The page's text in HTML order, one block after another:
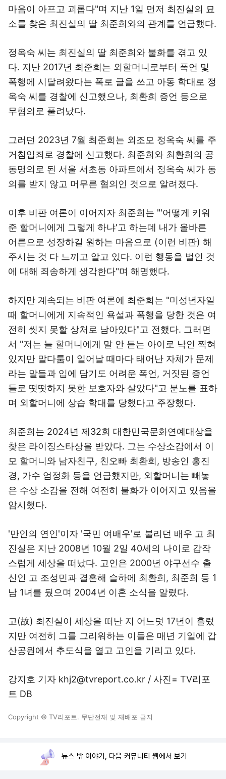
마음이 아프고 괴롭다"며 지난 1일 먼저 최진실의 묘
소를 찾은 최진실의 딸 최준희와의 관계를 언급했다.
정옥숙 씨는 최진실의 딸 최준희와 불화를 겪고 있
다. 지난 2017년 최준희는 외할머니로부터 폭언 및
폭행에 시달려왔다는 폭로 글을 쓰고 아동 학대로 정
옥숙 씨를 경찰에 신고했으나, 최환희 증언 등으로
무혐의로 풀려났다.
그러던 2023년 7월 최준희는 외조모 정옥숙 씨를 주
거침입죄로 경찰에 신고했다. 최준희와 최환희의 공
동명의로 된 서울 서초동 아파트에서 정옥숙 씨가 동
의를 받지 않고 머무른 혐의인 것으로 알려졌다.
이후 비판 여론이 이어지자 최준희는 "'어떻게 키워
준 할머니에게 그렇게 하냐'고 하는데 내가 올바른
어른으로 성장하길 원하는 마음으로 (이런 비판) 해
주시는 것 다 느끼고 알고 있다. 이런 행동을 벌인 것
에 대해 죄송하게 생각한다"며 해명했다.
하지만 계속되는 비판 여론에 최준희는 "미성년자일
때 할머니에게 지속적인 욕설과 폭행을 당한 것은 여
전히 씻지 못할 상처로 남아있다"고 전했다. 그러면
서 "저는 늘 할머니에게 말 안 듣는 아이로 낙인 찍혀
있지만 말다툼이 일어날 때마다 태어난 자체가 문제
라는 말들과 입에 담기도 어려운 폭언, 거짓된 증언
들로 떳떳하지 못한 보호자와 살았다"고 분노를 표하
며 외할머니에 상습 학대를 당했다고 주장했다.
최준희는 2024년 제32회 대한민국문화연예대상을
찾은 라이징스타상을 받았다. 그는 수상소감에서 이
모 할머니와 남자친구, 친오빠 최환희, 방송인 홍진
경, 가수 엄정화 등을 언급했지만, 외할머니는 빼놓
은 수상 소감을 전해 여전히 불화가 이어지고 있음을
암시했다.
'만인의 연인'이자 '국민 여배우'로 불리던 배우 고 최
진실은 지난 2008년 10월 2일 40세의 나이로 갑작
스럽게 세상을 떠났다. 고인은 2000년 야구선수 출
신인 고 조성민과 결혼해 슬하에 최환희, 최준희 등 1
남 1녀를 뒀으며 2004년 이혼 소식을 알렸다.
고(故) 최진실이 세상을 떠난 지 어느덧 17년이 흘렀
지만 여전히 그를 그리워하는 이들은 매년 기일에 갑
산공원에서 추도식을 열고 고인을 기리고 있다.
강지호 기자 khj2@tvreport.co.kr / 사진= TV리포
트 DB
Copyright © TV리포트. 무단전재 및 재배포 금지
뉴스 밖 이야기, 다음 커뮤니티 웹에서 보기